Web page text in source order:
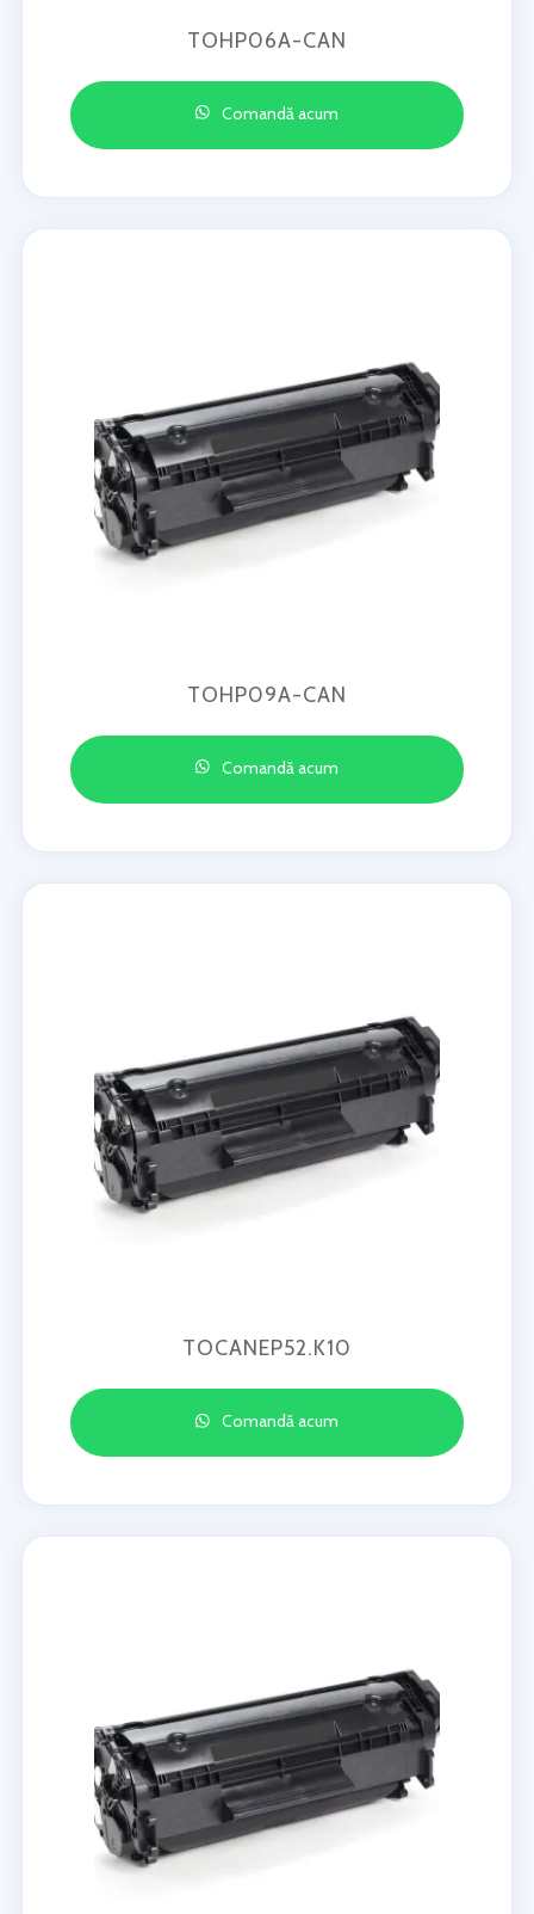
TOHP06A-CAN
Comandă acum
TOHP09A-CAN
Comandă acum
TOCANEP52.K10
Comandă acum